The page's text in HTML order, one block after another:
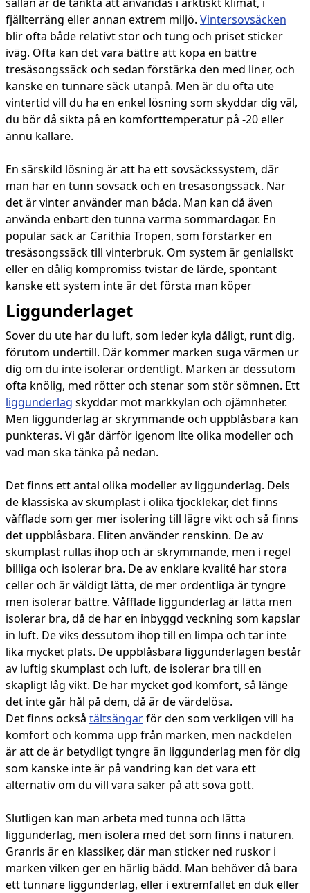
fjällterräng eller annan extrem miljö. Vintersovsäcken
blir ofta både relativt stor och tung och priset sticker
iväg. Ofta kan det vara bättre att köpa en bättre
tresäsongssäck och sedan förstärka den med liner, och
kanske en tunnare säck utanpå. Men är du ofta ute
vintertid vill du ha en enkel lösning som skyddar dig väl,
du bör då sikta på en komforttemperatur på -20 eller
ännu kallare.
En särskild lösning är att ha ett sovsäckssystem, där
man har en tunn sovsäck och en tresäsongssäck. När
det är vinter använder man båda. Man kan då även
använda enbart den tunna varma sommardagar. En
populär säck är Carithia Tropen, som förstärker en
tresäsongssäck till vinterbruk. Om system är genialiskt
eller en dålig kompromiss tvistar de lärde, spontant
kanske ett system inte är det första man köper
Liggunderlaget
Sover du ute har du luft, som leder kyla dåligt, runt dig,
förutom undertill. Där kommer marken suga värmen ur
dig om du inte isolerar ordentligt. Marken är dessutom
ofta knölig, med rötter och stenar som stör sömnen. Ett
liggunderlag skyddar mot markkylan och ojämnheter.
Men liggunderlag är skrymmande och uppblåsbara kan
punkteras. Vi går därför igenom lite olika modeller och
vad man ska tänka på nedan.
Det finns ett antal olika modeller av liggunderlag. Dels
de klassiska av skumplast i olika tjocklekar, det finns
våfflade som ger mer isolering till lägre vikt och så finns
det uppblåsbara. Eliten använder renskinn. De av
skumplast rullas ihop och är skrymmande, men i regel
billiga och isolerar bra. De av enklare kvalité har stora
celler och är väldigt lätta, de mer ordentliga är tyngre
men isolerar bättre. Våfflade liggunderlag är lätta men
isolerar bra, då de har en inbyggd veckning som kapslar
in luft. De viks dessutom ihop till en limpa och tar inte
lika mycket plats. De uppblåsbara liggunderlagen består
av luftig skumplast och luft, de isolerar bra till en
skapligt låg vikt. De har mycket god komfort, så länge
det inte går hål på dem, då är de värdelösa.
Det finns också tältsängarför den som verkligen vill ha
komfort och komma upp från marken, men nackdelen
är att de är betydligt tyngre än liggunderlag men för dig
som kanske inte är på vandring kan det vara ett
alternativ om du vill vara säker på att sova gott.
Slutligen kan man arbeta med tunna och lätta
liggunderlag, men isolera med det som finns i naturen.
Granris är en klassiker, där man sticker ned ruskor i
marken vilken ger en härlig bädd. Man behöver då bara
ett tunnare liggunderlag, eller i extremfallet en duk eller